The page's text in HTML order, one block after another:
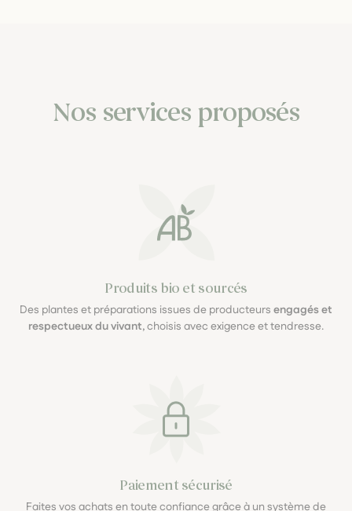
Nos services proposés
Produits bio et sourcés
Des plantes et préparations issues de producteurs engagés et
respectueux du vivant, choisis avec exigence et tendresse.
Paiement sécurisé
Faites vos achats en toute confiance grâce à un système de